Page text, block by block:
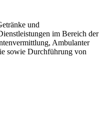
und
im Bereich der
Ambulanter
sowie Durchführung von